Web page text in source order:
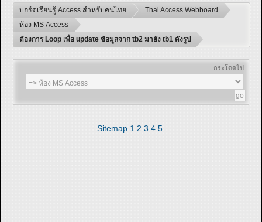
บอร์ดเรียนรู้ Access สำหรับคนไทย
Thai Access Webboard
ห้อง MS Access
ต้องการ Loop เพื่อ update ข้อมูลจาก tb2 มายัง tb1 ดังรูป
กระโดดไป:
Sitemap 1 2 3 4 5